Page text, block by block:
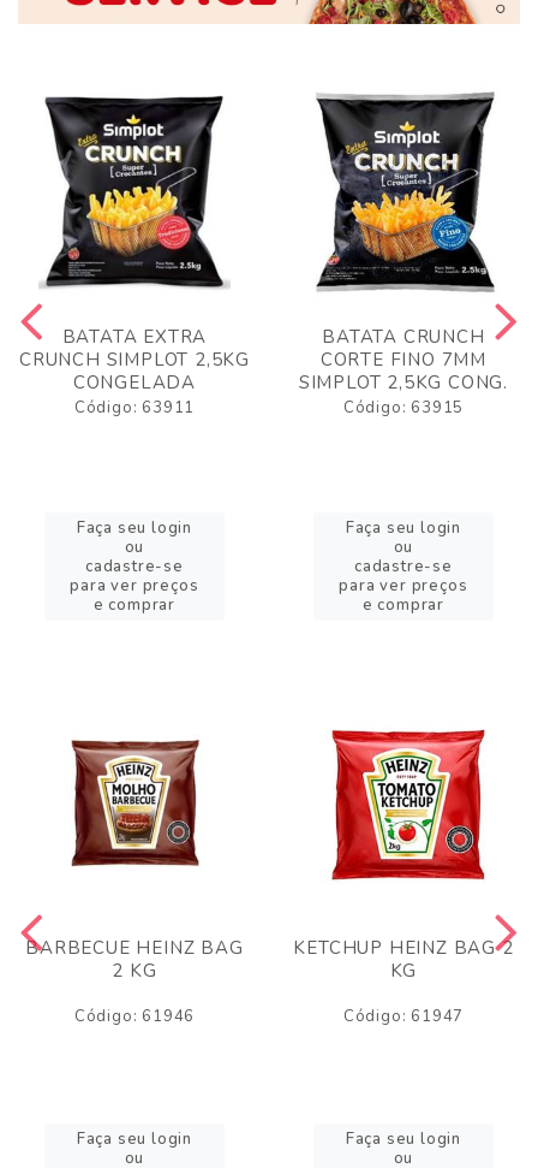
BATATA EXTRA
CRUNCH SIMPLOT 2,5KG
CONGELADA
Código: 63911
Faça seu login
ou
cadastre-se
para ver preços
e comprar
BATATA CRUNCH
CORTE FINO 7MM
SIMPLOT 2,5KG CONG.
Código: 63915
Faça seu login
ou
cadastre-se
para ver preços
e comprar
BARBECUE HEINZ BAG
2 KG
Código: 61946
Faça seu login
ou
KETCHUP HEINZ BAG 2
KG
Código: 61947
Faça seu login
ou